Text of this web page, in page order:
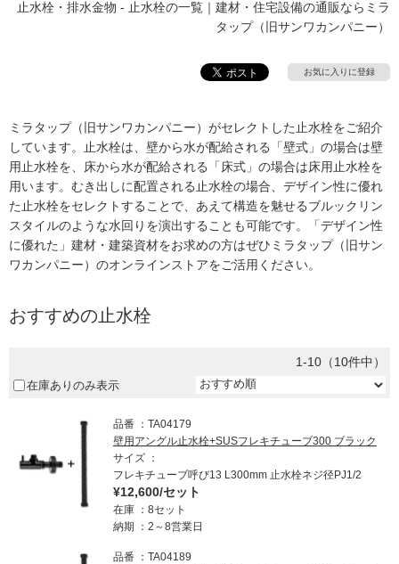
収納 インテリア・家具
照明 ペット用品
内装用建材 パネル・壁材
メンテナンス・施工材
ミラタップのあるくらし お客様訪問インタビュー
ショールームの ご案内 東京ショールーム
福岡ショールーム 札幌スマートショールー
ム
横浜スマートショールー
ム
ウェルビーみのおHDC
BOX
初めての方へ
よくある質問 お問い合わせ
修理お問い合わせ クレーム公開
説明書・図面検索 水まわり3年保証
お役立ち情報 住まいの スタイリング
ミラタップ チャンネル
その他サービス
ミラタップと 創る家
ASOLIE
工事会社紹介 Coziコンシ
ェルジュ
自分らしい家づくり
SUVACO
最高のリノベ会社がみつ
かるリノベりす
止水栓・排水金物 - 止水栓の一覧｜建材・住宅設備の通販ならミラ
タップ（旧サンワカンパニー）
お気に入りに登録
ミラタップ（旧サンワカンパニー）がセレクトした止水栓をご紹介
しています。止水栓は、壁から水が配給される「壁式」の場合は壁
用止水栓を、床から水が配給される「床式」の場合は床用止水栓を
用います。むき出しに配置される止水栓の場合、デザイン性に優れ
た止水栓をセレクトすることで、あえて構造を魅せるブルックリン
スタイルのような水回りを演出することも可能です。「デザイン性
に優れた」建材・建築資材をお求めの方はぜひミラタップ（旧サン
ワカンパニー）のオンラインストアをご活用ください。
おすすめの止水栓
1-10（10件中）
在庫ありのみ表示
品番
TA04179
壁用アングル止水栓+SUSフレキチューブ300 ブラック
サイズ
フレキチューブ呼び13 L300mm 止水栓ネジ径PJ1/2
¥12,600/セット
在庫
8セット
納期
2～8営業日
品番
TA04189